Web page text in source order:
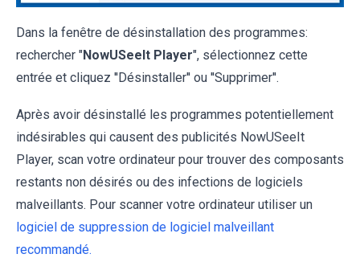
Dans la fenêtre de désinstallation des programmes:
rechercher "NowUSeeIt Player", sélectionnez cette
entrée et cliquez ''Désinstaller'' ou ''Supprimer''.
Après avoir désinstallé les programmes potentiellement
indésirables qui causent des publicités NowUSeeIt
Player, scan votre ordinateur pour trouver des composants
restants non désirés ou des infections de logiciels
malveillants. Pour scanner votre ordinateur utiliser un
logiciel de suppression de logiciel malveillant
recommandé.